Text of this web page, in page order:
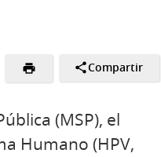
Compartir
(MSP), el
Humano (HPV,